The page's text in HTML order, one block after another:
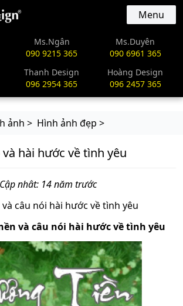
Menu
Ms.Ngân
090 9215 365
Ms.Duyên
090 6961 365
Thanh Design
096 2954 365
Hoàng Design
096 2457 365
ảnh > Hình ảnh đẹp >
hài hước về tình yêu
Cập nhât: 14 năm trước
câu nói hài hước về tình yêu
và câu nói hài hước về tình yêu